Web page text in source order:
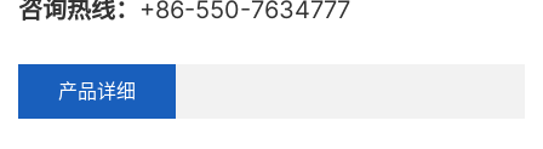
咨询热线： +86-550-7634777
产品详细